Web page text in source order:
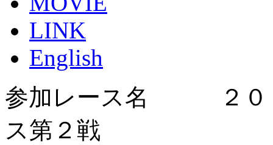
LINK
English
参加レース名 ２００
ス第２戦